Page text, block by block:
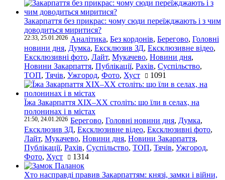
Закарпаття без прикрас: чому сюди переїжджають і з чим
доводиться миритися?
22:33, 25.01.2026 Аналітика, Без кордонів, Берегово, Головні
новини дня, Думка, Ексклюзив ЗД, Ексклюзивне відео,
Ексклюзивні фото, Лайт, Мукачево, Новини дня,
Новини Закарпаття, Публікації, Рахів, Суспільство,
ТОП, Тячів, Ужгород, Фото, Хуст 1091
Їжа Закарпаття ХІХ–ХХ століть: що їли в селах, на
полонинах і в містах
21:50, 24.01.2026 Берегово, Головні новини дня, Думка,
Ексклюзив ЗД, Ексклюзивне відео, Ексклюзивні фото,
Лайт, Мукачево, Новини дня, Новини Закарпаття,
Публікації, Рахів, Суспільство, ТОП, Тячів, Ужгород,
Фото, Хуст 1314
Хто насправді правив Закарпаттям: князі, замки і війни,